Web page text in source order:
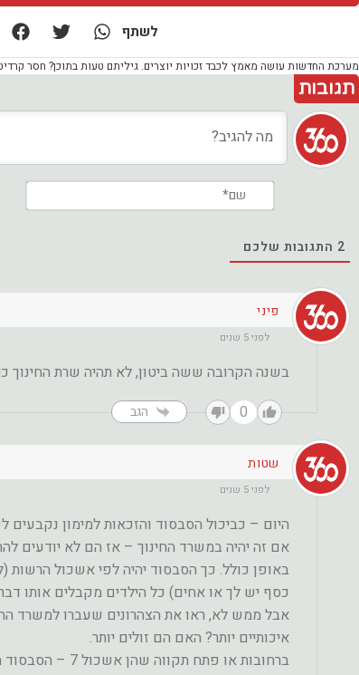
לשתף
מערכת החדשות עושה מאמץ לכבד זכויות יוצרים. גיליתם טעות בתוכן? חסר
תגובות
2 התגובות שלכם
פיני
לפני 5 שנים
בשנה הקרובה ששה ביטון, לא תהיה שרת החינוך
0
הגב
שטות
לפני 5 שנים
היום – כביכול הסבסוד והזכאות למימון
אם זה יהיה במשרד החינוך – אז הם לא יודעים
באופן כולל. כך הסבסוד יהיה לפי אשכול הרשות
כסף יש לך או אחים) כל הילדים מקבלים אותו
אבל ממש לא, ראו את הצהרונים שעברו למשרד
איכותיים יותר? האם הם זולים יותר.